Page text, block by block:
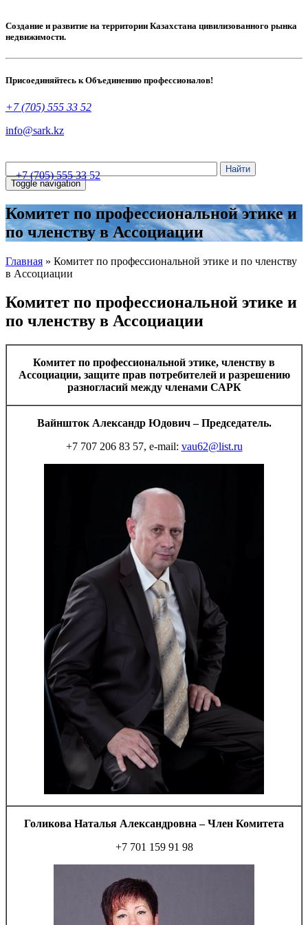
Создание и развитие на территории Казахстана цивилизованного рынка
недвижимости.
Присоединяйтесь к Объединению профессионалов!
+7 (705) 555 33 52
info@sark.kz
+7 (705) 555 33 52
Toggle navigation
Комитет по профессиональной этике и
по членству в Ассоциации
Главная » Комитет по профессиональной этике и по членству
в Ассоциации
Комитет по профессиональной этике и
по членству в Ассоциации
Комитет по профессиональной этике, членству в
Ассоциации, защите прав потребителей и разрешению
разногласий между членами САРК
Вайншток Александр Юдович – Председатель.
+7 707 206 83 57, e-mail: vau62@list.ru
Голикова Наталья Александровна – Член Комитета
+7 701 159 91 98